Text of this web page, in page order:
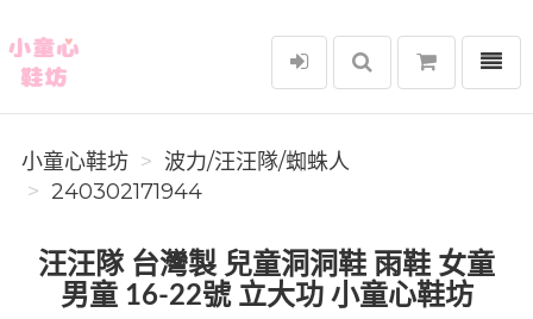
小童心鞋坊
選單
小童心鞋坊
波力/汪汪隊/蜘蛛人
240302171944
汪汪隊 台灣製 兒童洞洞鞋 雨鞋 女童
男童 16-22號 立大功 小童心鞋坊